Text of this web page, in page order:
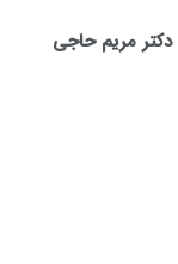
دکتر مریم حاجی